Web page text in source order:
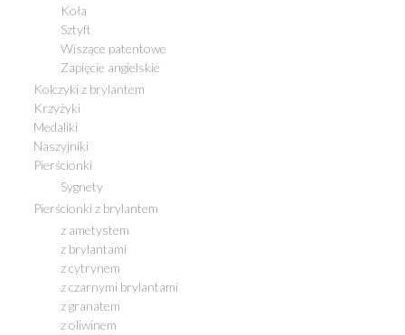
Koła
Sztyft
Wiszące patentowe
Zapięcie angielskie
Kolczyki z brylantem
Krzyżyki
Medaliki
Naszyjniki
Pierścionki
Sygnety
Pierścionki z brylantem
z ametystem
z brylantami
z cytrynem
z czarnymi brylantami
z granatem
z oliwinem